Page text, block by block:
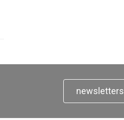
newsletters